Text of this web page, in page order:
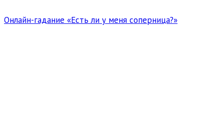
Онлайн-гадание «Есть ли у меня соперница?»